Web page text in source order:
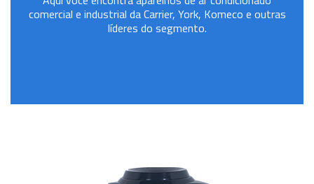
comercial e industrial da Carrier, York, Komeco e outras
líderes do segmento.